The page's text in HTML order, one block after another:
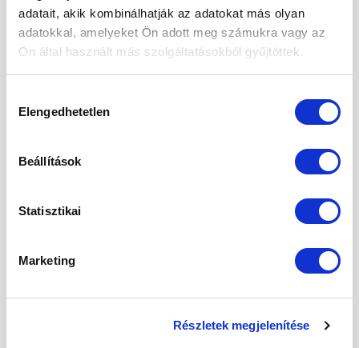
adatait, akik kombinálhatják az adatokat más olyan
adatokkal, amelyeket Ön adott meg számukra vagy az
Ön által használt más szolgáltatásokból gyűjtöttek.
kiválasztása
Elengedhetetlen
Beállítások
Statisztikai
Marketing
Részletek megjelenítése
Inaktív élesztőpehely tárolása
20 g-
ban
3%